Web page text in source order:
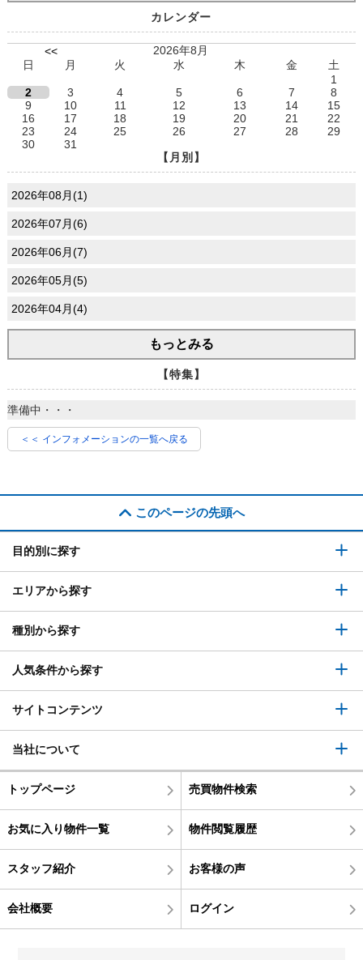
カレンダー
<<
2026年8月
日
月 火 水 木 金
土
1
2
3 4 5 6 7
8
9
10 11 12 13 14
15
16
17 18 19 20 21
22
23
24 25 26 27 28
29
30
31
【月別】
2026年08月(1)
2026年07月(6)
2026年06月(7)
2026年05月(5)
2026年04月(4)
もっとみる
【特集】
準備中・・・
＜＜ インフォメーションの一覧へ戻る
このページの先頭へ
目的別に探す
エリアから探す
種別から探す
人気条件から探す
サイトコンテンツ
当社について
トップページ 売買物件検索
お気に入り物件一覧 物件閲覧履歴
スタッフ紹介 お客様の声
会社概要 ログイン